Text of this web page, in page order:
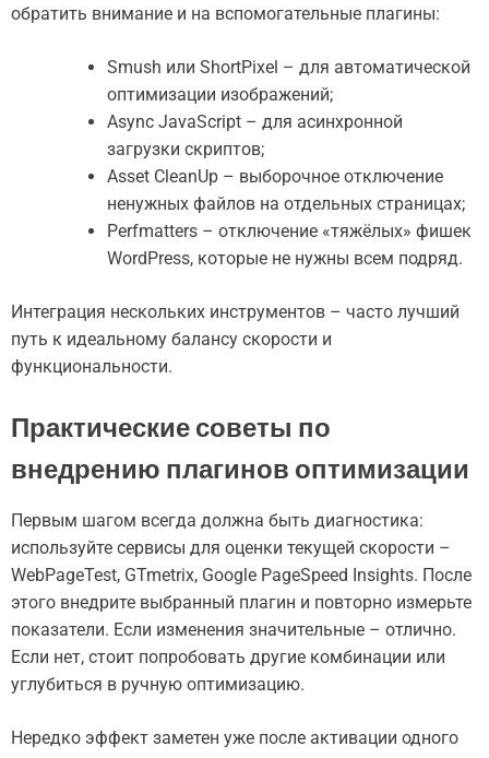
обратить внимание и на вспомогательные плагины:
Smush или ShortPixel – для автоматической
оптимизации изображений;
Async JavaScript – для асинхронной
загрузки скриптов;
Asset CleanUp – выборочное отключение
ненужных файлов на отдельных страницах;
Perfmatters – отключение «тяжёлых» фишек
WordPress, которые не нужны всем подряд.
Интеграция нескольких инструментов – часто лучший
путь к идеальному балансу скорости и
функциональности.
Практические советы по
внедрению плагинов оптимизации
Первым шагом всегда должна быть диагностика:
используйте сервисы для оценки текущей скорости –
WebPageTest, GTmetrix, Google PageSpeed Insights. После
этого внедрите выбранный плагин и повторно измерьте
показатели. Если изменения значительные – отлично.
Если нет, стоит попробовать другие комбинации или
углубиться в ручную оптимизацию.
Нередко эффект заметен уже после активации одного